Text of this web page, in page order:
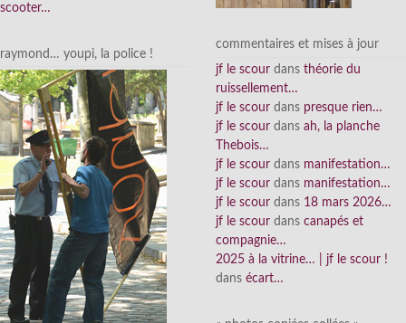
scooter…
raymond… youpi, la police !
commentaires et mises à jour
jf le scour dans théorie du
ruissellement…
jf le scour dans presque rien…
jf le scour dans ah, la planche
Thebois…
jf le scour dans manifestation…
jf le scour dans manifestation…
jf le scour dans 18 mars 2026…
jf le scour dans canapés et
compagnie…
2025 à la vitrine… | jf le scour !
dans écart…